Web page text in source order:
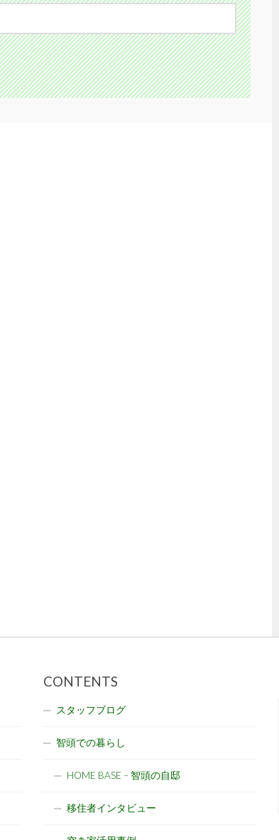
CONTENTS
スタッフブログ
智頭での暮らし
HOME BASE – 智頭の自邸
移住者インタビュー